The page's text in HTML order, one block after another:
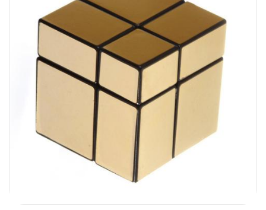
DaYan
DianSheng
FangShi
Fidget Cube